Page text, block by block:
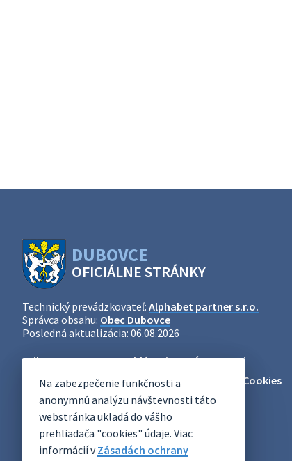
Na zabezpečenie funkčnosti a
anonymnú analýzu návštevnosti táto
webstránka ukladá do vášho
prehliadača "cookies" údaje. Viac
informácií vZásadách ochrany
DUBOVCE
OFICIÁLNE STRÁNKY
Technický prevádzkovateľ: Alphabet partner s.r.o.
Správca obsahu: Obec Dubovce
Posledná aktualizácia: 06.08.2026
Odber RSS
Mapa
Vyhlásenie o prístupnosti
Zásady ochrany osobných údajov
Nastaviť Cookies